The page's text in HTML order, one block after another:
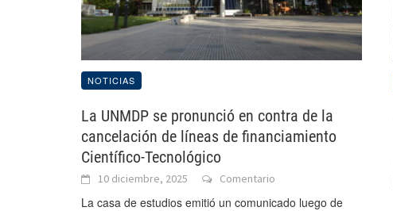
NOTICIAS
La UNMDP se pronunció en contra de la
cancelación de líneas de financiamiento
Científico-Tecnológico
10 diciembre, 2025 Comentario
La casa de estudios emitió un comunicado luego de